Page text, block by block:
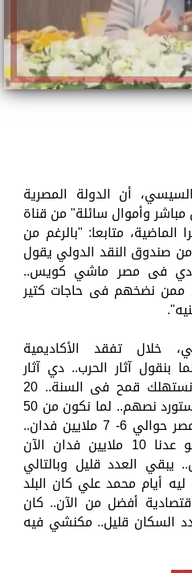
أن الدولة المصرية
"دخل مباشر وأموال سائلة" من قناة
خلال الـ 11 شهرا الماضية، متابعا: "بالرغم من
صندوق النقد الدولي يقول
فى مصر ماشي كويس..
كان ممن نضخهم فى حاجات كتير
خلال تفقد الأكاديمية
بنقول آثار الحرب.. دي آثار
الحرب.. حد عارف قد ايه نستهلك قمح فى السنة.. 20
مليون طن.. ننتج نصهم ونستورد نصهم.. لما نكون من 50
سنة الرقعة الزراعية فى مصر حوالي 6- 7 ملايين فدان..
وكان عددنا 30 مليون.. لو عدنا 10 ملايين فدان الآن
شخص.. يبقي العدد قليل وبالتالي
أيام محمد علي كان البلد
أفضل من الآن.. كان
السكان قليل.. مكنشي فيه